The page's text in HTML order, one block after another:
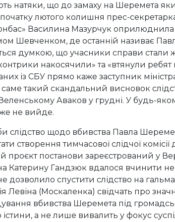
натяки, що до замаху на Шеремета
лютого колишня прес-секретарка
Василина Мазурчук оприлюднила
Шевченком, де останній називає
думкою, що учасники справи стали
накосячили» та «втянули ребят
із СБУ прямо каже заступник
такий скандальний висновок
Аваков у грудні. У будь-
не вийде.
слідство щодо вбивства Павла
створення тимчасової слідчої
проєкт постанови зареєстрований у
на Катерину Гандзюк вдалося вчинити
дозволило спустити слідство на
Левіна (Москаленка) свідчать про
вбивства Шеремета під
а не лише вивалить у фокус